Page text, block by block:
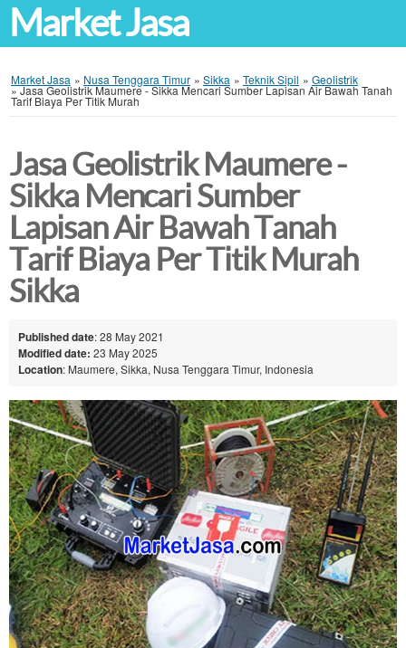
Market Jasa
Market Jasa » Nusa Tenggara Timur » Sikka » Teknik Sipil » Geolistrik
»Jasa Geolistrik Maumere - Sikka Mencari Sumber Lapisan Air Bawah Tanah
Tarif Biaya Per Titik Murah
Jasa Geolistrik Maumere -
Sikka Mencari Sumber
Lapisan Air Bawah Tanah
Tarif Biaya Per Titik Murah
Sikka
Published date: 28 May 2021
Modified date: 23 May 2025
Location: Maumere, Sikka, Nusa Tenggara Timur, Indonesia